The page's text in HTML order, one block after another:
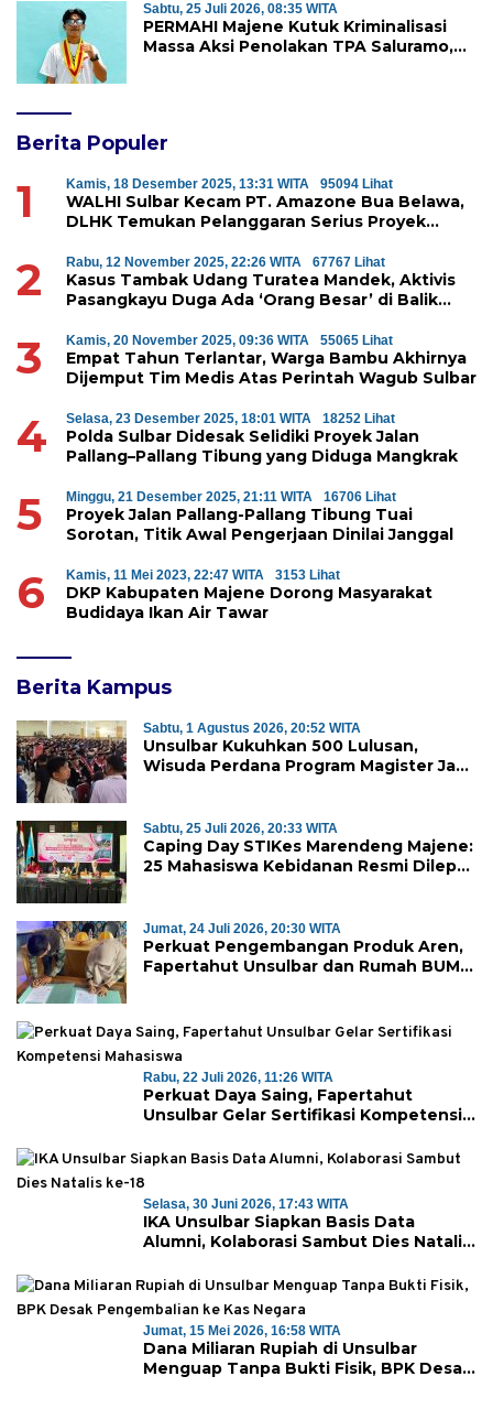
Sabtu, 25 Juli 2026, 08:35 WITA
PERMAHI Majene Kutuk Kriminalisasi
Massa Aksi Penolakan TPA Saluramo,
Berita Populer
1 Kamis, 18 Desember 2025, 13:31 WITA 95094 Lihat
WALHI Sulbar Kecam PT. Amazone Bua Belawa,
DLHK Temukan Pelanggaran Serius Proyek
2 Rabu, 12 November 2025, 22:26 WITA 67767 Lihat
Kasus Tambak Udang Turatea Mandek, Aktivis
Pasangkayu Duga Ada ‘Orang Besar’ di Balik
3 Kamis, 20 November 2025, 09:36 WITA 55065 Lihat
Empat Tahun Terlantar, Warga Bambu Akhirnya
Dijemput Tim Medis Atas Perintah Wagub Sulbar
4 Selasa, 23 Desember 2025, 18:01 WITA 18252 Lihat
Polda Sulbar Didesak Selidiki Proyek Jalan
Pallang–Pallang Tibung yang Diduga Mangkrak
5 Minggu, 21 Desember 2025, 21:11 WITA 16706 Lihat
Proyek Jalan Pallang-Pallang Tibung Tuai
Sorotan, Titik Awal Pengerjaan Dinilai Janggal
6 Kamis, 11 Mei 2023, 22:47 WITA 3153 Lihat
DKP Kabupaten Majene Dorong Masyarakat
Budidaya Ikan Air Tawar
Berita Kampus
Sabtu, 1 Agustus 2026, 20:52 WITA
Unsulbar Kukuhkan 500 Lulusan,
Wisuda Perdana Program Magister Jadi
Sabtu, 25 Juli 2026, 20:33 WITA
Caping Day STIKes Marendeng Majene:
25 Mahasiswa Kebidanan Resmi Dilepas
Jumat, 24 Juli 2026, 20:30 WITA
Perkuat Pengembangan Produk Aren,
Fapertahut Unsulbar dan Rumah BUMN
Rabu, 22 Juli 2026, 11:26 WITA
Perkuat Daya Saing, Fapertahut
Unsulbar Gelar Sertifikasi Kompetensi
Selasa, 30 Juni 2026, 17:43 WITA
IKA Unsulbar Siapkan Basis Data
Alumni, Kolaborasi Sambut Dies Natalis
Jumat, 15 Mei 2026, 16:58 WITA
Dana Miliaran Rupiah di Unsulbar
Menguap Tanpa Bukti Fisik, BPK Desak